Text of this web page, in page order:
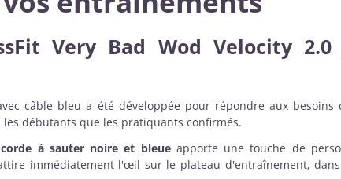
Very Bad Wod Velocity 2.0
câble bleu a été développée pour répondre aux
débutants que les pratiquants confirmés.
corde à sauter noire et bleueapporte une touche de
immédiatement l'œil sur le plateau d'entraînement,